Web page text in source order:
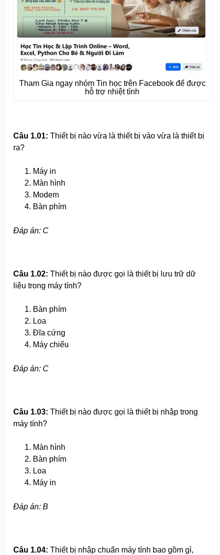
Tham Gia ngay nhóm Tin học trên Facebook để được
hỗ trợ nhiệt tình
Câu 1.01: Thiết bị nào vừa là thiết bị vào vừa là thiết bị
ra?
Máy in
Màn hình
Modem
Bàn phím
Đáp án: C
Câu 1.02: Thiết bị nào được gọi là thiết bị lưu trữ dữ
liệu trong máy tính?
Bàn phím
Loa
Đĩa cứng
Máy chiếu
Đáp án: C
Câu 1.03: Thiết bị nào được gọi là thiết bị nhập trong
máy tính?
Màn hình
Bàn phím
Loa
Máy in
Đáp án: B
Câu 1.04: Thiết bị nhập chuẩn máy tính bao gồm gì,